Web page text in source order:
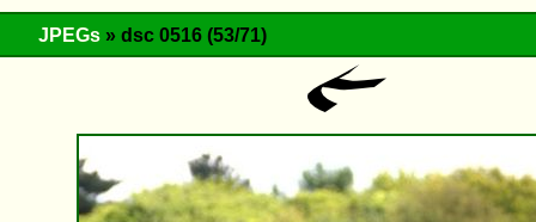
JPEGs » dsc 0516 (53/71)